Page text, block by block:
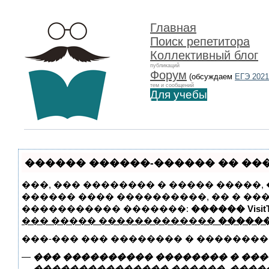
Главная
Поиск репетитора
Коллективный блог
публикаций
Форум (обсуждаем ЕГЭ 2021
тем и сообщений
Для учебы
������ ������-������ ��
���, ��� �������� � �����
������ ���� ����������, �� �
����������� �������: ������
��� ����� �������������
���-��� ��� �������� �
— ��� ���������� �������� �